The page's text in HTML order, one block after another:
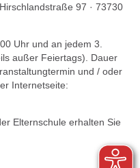
97 · 73730
Uhr und an jedem 3.
außer Feiertags). Dauer
und / oder
Internetseite:
Elternschule erhalten Sie